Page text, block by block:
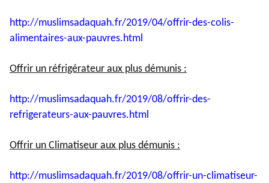
http://muslimsadaquah.fr/2019/04/offrir-des-colis-
alimentaires-aux-pauvres.html
Offrir un réfrigérateur aux plus démunis :
http://muslimsadaquah.fr/2019/08/offrir-des-
refrigerateurs-aux-pauvres.html
Offrir un Climatiseur aux plus démunis :
http://muslimsadaquah.fr/2019/08/offrir-un-climatiseur-